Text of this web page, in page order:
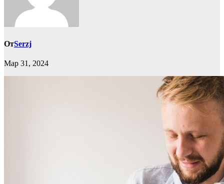
ОтSerzj
Мар 31, 2024